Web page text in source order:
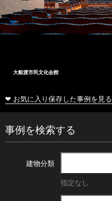
大船渡市民文化会館
❤ お気に入り保存した事例を見る
事例を検索する
建物分類
指定なし